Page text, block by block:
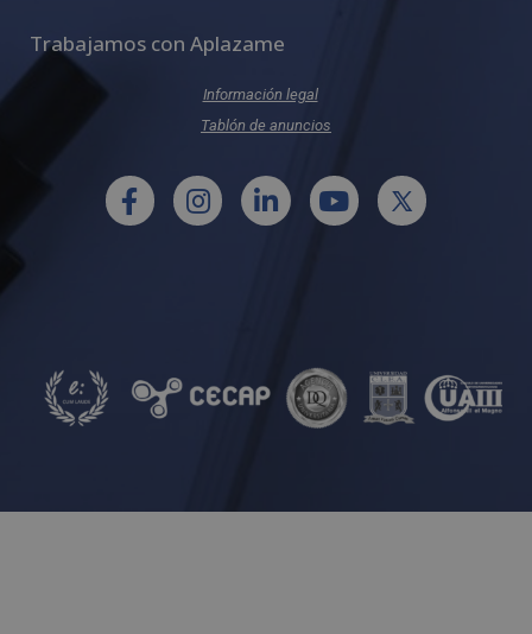
Trabajamos con Aplazame
Información legal
Tablón de anuncios